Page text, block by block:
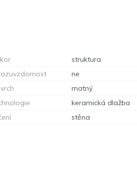
struktura
ne
matný
keramická dlažba
stěna